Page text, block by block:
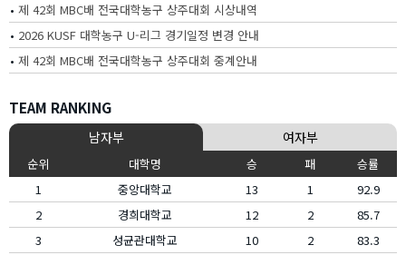
• 제 42회 MBC배 전국대학농구 상주대회 시상내역
• 2026 KUSF 대학농구 U-리그 경기일정 변경 안내
• 제 42회 MBC배 전국대학농구 상주대회 중계안내
TEAM RANKING
남자부 여자부
순위 대학명 승 패
승률
1
중앙대학교 13 1
92.9
2
경희대학교 12 2
85.7
3
성균관대학교 10 2
83.3